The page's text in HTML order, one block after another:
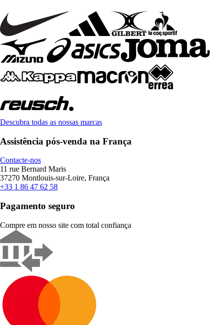
Descubra todas as nossas marcas
Assistência pós-venda na França
Contacte-nos
11 rue Bernard Maris
37270 Montlouis-sur-Loire, França
+33 1 86 47 62 58
Pagamento seguro
Compre em nosso site com total confiança